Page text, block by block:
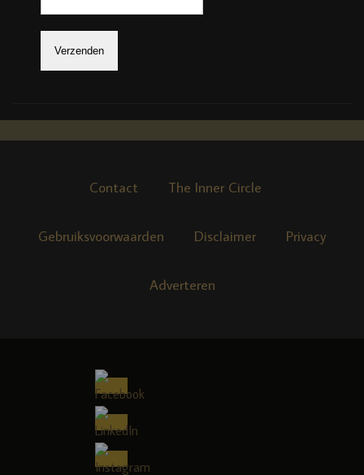
Contact The Inner Circle
Gebruiksvoorwaarden Disclaimer Privacy
Adverteren